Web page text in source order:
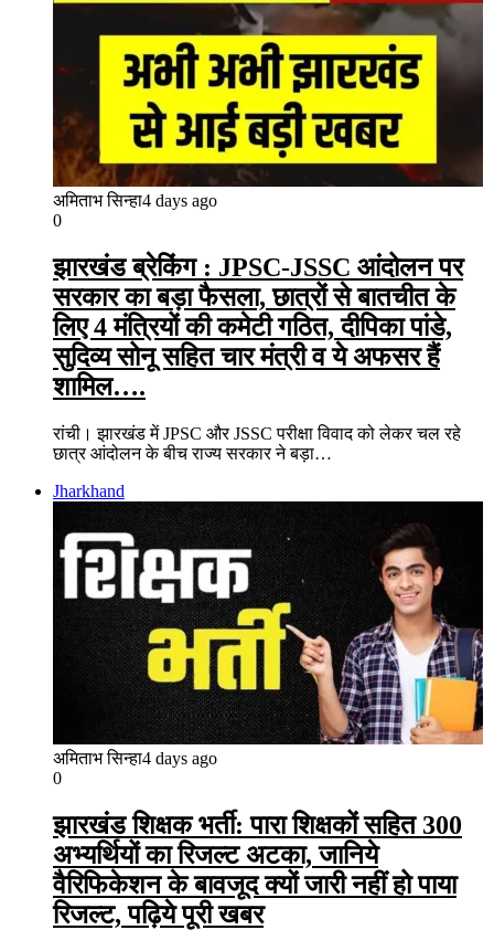
अमिताभ सिन्हा4 days ago
0
झारखंड ब्रेकिंग : JPSC-JSSC आंदोलन पर
सरकार का बड़ा फैसला, छात्रों से बातचीत के
लिए 4 मंत्रियों की कमेटी गठित, दीपिका पांडे,
सुदिव्य सोनू सहित चार मंत्री व ये अफसर हैं
शामिल….
रांची। झारखंड में JPSC और JSSC परीक्षा विवाद को लेकर चल रहे
छात्र आंदोलन के बीच राज्य सरकार ने बड़ा…
Jharkhand
अमिताभ सिन्हा4 days ago
0
झारखंड शिक्षक भर्ती: पारा शिक्षकों सहित 300
अभ्यर्थियों का रिजल्ट अटका, जानिये
वैरिफिकेशन के बावजूद क्यों जारी नहीं हो पाया
रिजल्ट, पढ़िये पूरी खबर